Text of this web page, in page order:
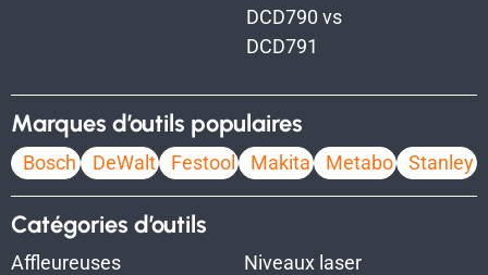
DCD790 vs
DCD791
Marques d’outils populaires
Bosch DeWalt Festool Makita Metabo Stanley
Catégories d’outils
Affleureuses
Niveaux laser